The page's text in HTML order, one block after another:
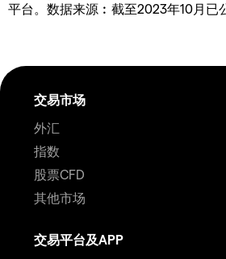
平台。数据来源︰截至2023年10月已
交易市场
外汇
指数
股票CFD
其他市场
交易平台及APP